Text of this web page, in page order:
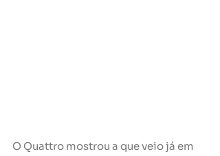
O Quattro mostrou a que veio já em